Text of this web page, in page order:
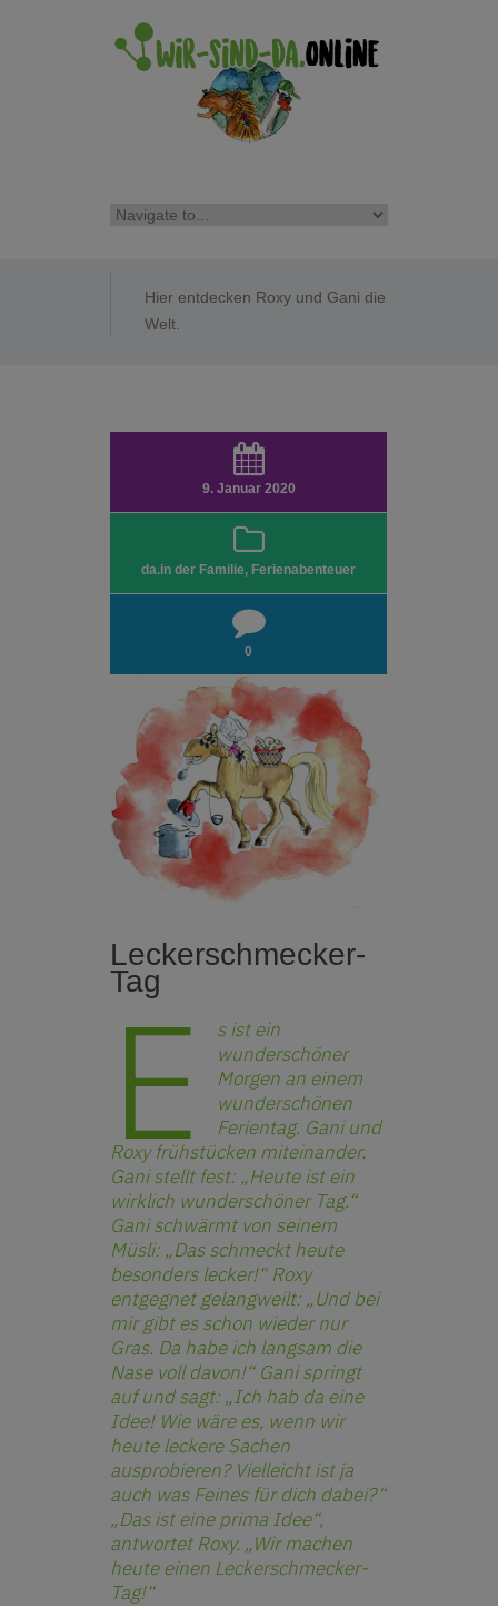
Hier entdecken Roxy und Gani die
Welt.
9. Januar 2020
da.in der Familie, Ferienabenteuer
0
Leckerschmecker-
Tag
E
s ist ein
wunderschöner
Morgen an einem
wunderschönen
Ferientag. Gani und
Roxy frühstücken miteinander.
Gani stellt fest: „Heute ist ein
wirklich wunderschöner Tag.“
Gani schwärmt von seinem
Müsli: „Das schmeckt heute
besonders lecker!“ Roxy
entgegnet gelangweilt: „Und bei
mir gibt es schon wieder nur
Gras. Da habe ich langsam die
Nase voll davon!“ Gani springt
auf und sagt: „Ich hab da eine
Idee! Wie wäre es, wenn wir
heute leckere Sachen
ausprobieren? Vielleicht ist ja
auch was Feines für dich dabei?“
„Das ist eine prima Idee“,
antwortet Roxy. „Wir machen
heute einen Leckerschmecker-
Tag!“